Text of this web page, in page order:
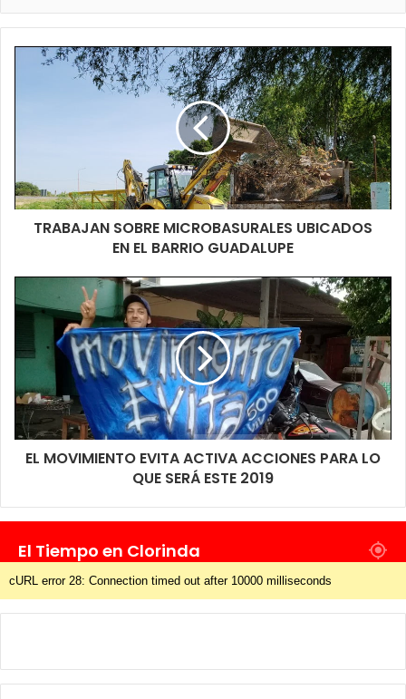
En el caso particular de la San Vicente de Paul se está
trabajando en ese tramo ya que es donde peor se encontraba al
punto de que existe un sector en donde se hicieron bacheos
pero tampoco fueron positivos y esta puede ser una solución
definitiva a ese tramo al que hacemos mención, mientras tanto
y de manera correcta se trabaja sobre lo que será ese
recapado que tiene aproximadamente unos 5 cm de espesor
según se pudo ver en la primera parte que ya está concluida y
que se utiliza al bajar de ruta 11, en una de las ultimas charlas
TRABAJAN SOBRE MICROBASURALES UBICADOS
EN EL BARRIO GUADALUPE
EL MOVIMIENTO EVITA ACTIVA ACCIONES PARA LO
QUE SERÁ ESTE 2019
El Tiempo en Clorinda
cURL error 28: Connection timed out after 10000 milliseconds